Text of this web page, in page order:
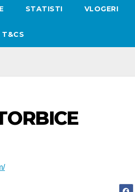
STATISTI VLOGERI
T&CS